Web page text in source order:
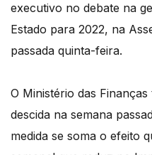
executivo no debate na
Estado para 2022, na
passada quinta-feira.
O Ministério das
descida na semana
medida se soma o efeito